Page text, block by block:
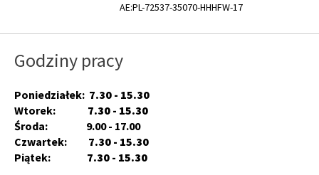
AE:PL-72537-35070-HHHFW-17
Godziny pracy
Poniedziałek: 7.30 - 15.30
Wtorek: 7.30 - 15.30
Środa: 9.00 - 17.00
Czwartek: 7.30 - 15.30
Piątek: 7.30 - 15.30